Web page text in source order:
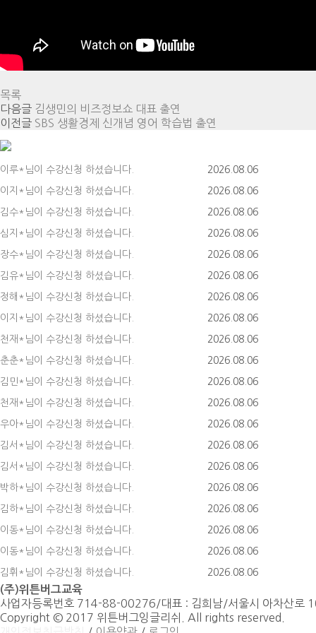
목록
다음글 김생민의 비즈정보쇼 대표 출연
이전글 SBS 생활경제 신개념 영어 학습법 출연
이루*님이 수강신청 하셨습니다. 2026.08.06
이지*님이 수강신청 하셨습니다. 2026.08.06
김수*님이 수강신청 하셨습니다. 2026.08.06
심지*님이 수강신청 하셨습니다. 2026.08.06
장수*님이 수강신청 하셨습니다. 2026.08.06
김유*님이 수강신청 하셨습니다. 2026.08.06
정해*님이 수강신청 하셨습니다. 2026.08.06
이지*님이 수강신청 하셨습니다. 2026.08.06
천재*님이 수강신청 하셨습니다. 2026.08.06
춘춘*님이 수강신청 하셨습니다. 2026.08.06
김민*님이 수강신청 하셨습니다. 2026.08.06
천재*님이 수강신청 하셨습니다. 2026.08.06
우아*님이 수강신청 하셨습니다. 2026.08.06
김서*님이 수강신청 하셨습니다. 2026.08.06
김서*님이 수강신청 하셨습니다. 2026.08.06
박하*님이 수강신청 하셨습니다. 2026.08.06
김하*님이 수강신청 하셨습니다. 2026.08.06
이동*님이 수강신청 하셨습니다. 2026.08.06
이동*님이 수강신청 하셨습니다. 2026.08.06
김휘*님이 수강신청 하셨습니다. 2026.08.06
(주)위튼버그교육
사업자등록번호 714-88-00276/대표 : 김희남/서울시 아차산로
Copyright © 2017 위튼버그잉글리쉬. All rights reserved.